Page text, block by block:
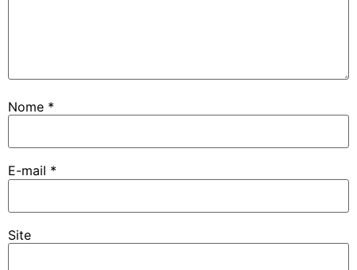
Nome *
E-mail *
Site